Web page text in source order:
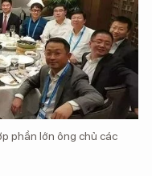
phần lớn ông chủ các